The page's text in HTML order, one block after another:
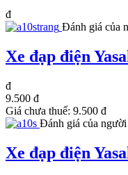
đ
Đánh giá của
Xe đạp điện
đ
9.500 đ
Giá chưa thuế: 9.500 đ
Đánh giá của người
Xe đạp điện